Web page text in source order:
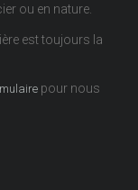
ou en nature.
est toujours la
pour nous